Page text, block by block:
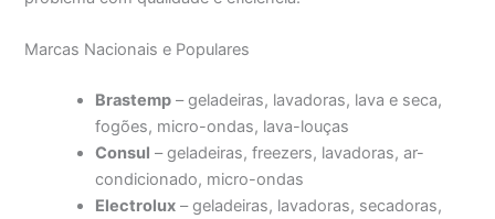
Marcas Nacionais e Populares
Brastemp – geladeiras, lavadoras, lava e seca,
fogões, micro-ondas, lava-louças
Consul – geladeiras, freezers, lavadoras, ar-
condicionado, micro-ondas
Electrolux – geladeiras, lavadoras, secadoras,